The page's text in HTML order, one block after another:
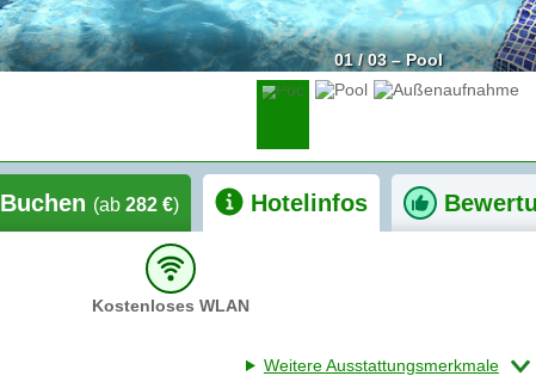
01 / 03 – Pool
Buchen (ab 282 €) Hotelinfos
Kostenloses WLAN
Weitere Ausstattungsmerkmale